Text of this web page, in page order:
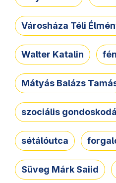
Városháza Téli
Walter Katalin
Mátyás Balázs
szociális
sétálóutca
Süveg Márk Saiid